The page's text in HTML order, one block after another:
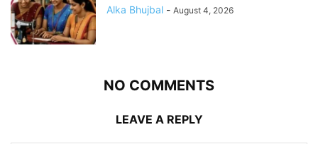
Alka Bhujbal - August 4, 2026
NO COMMENTS
LEAVE A REPLY